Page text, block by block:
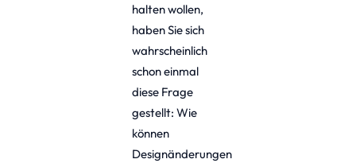
halten wollen,
haben Sie sich
wahrscheinlich
schon einmal
diese Frage
gestellt: Wie
können
Designänderungen